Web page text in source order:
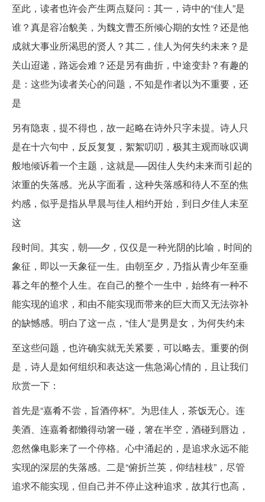
至此，读者也许会产生两点疑问：其一，诗中的“佳人”是
谁？真是容冶貌美，为魏文曹丕所倾心期的女性？还是他
成就大事业所渴思的贤人？其二，佳人为何失约未来？是
关山迢递，路远会难？还是另有曲折，中途变卦？有趣的
是：这些为读者关心的问题，不知是作者以为不重要，还
是
另有隐衷，提不得也，故一起略在诗外只字未提。诗人只
是在十六句中，反反复复，絮絮叨叨，极其主观而咏叹调
般地倾诉着一个主题，这就是──因佳人失约未来而引起的
浓重的失落感。光从字面看，这种失落感和待人不至的焦
灼感，似乎是指从早晨与佳人相约开始，到日夕佳人未至
这
段时间。其实，朝──夕，仅仅是一种光阴的比喻，时间的
象征，即以一天象征一生。由朝至夕，乃指从青少年至垂
暮之年的整个人生。在自己的整个一生中，始终有一种不
能实现的追求，和由不能实现而带来的巨大而又无法弥补
的缺憾感。明白了这一点，“佳人”是男是女，为何失约未
至这些问题，也许确实就无关紧要，可以略去。重要的倒
是，诗人是如何组织和表达这一焦急渴心情的，且让我们
欣赏一下：
首先是“嘉肴不尝，旨酒停杯”。为思佳人，茶饭无心。连
美酒、连嘉肴都懒得动箸一碰，箸在半空，酒碰到唇边，
忽然像电影来了一个停格。心中涌起的，是追求永远不能
实现的深层的失落感。二是“俯折兰英，仰结桂枝”，尽管
追求不能实现，但自己并不停止这种追求，故其行也高，